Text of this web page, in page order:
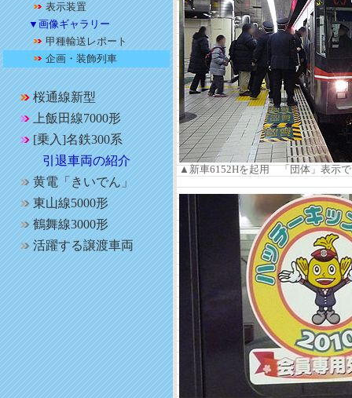
表示装置
▼画像ギャラリー
甲種輸送レポート
企画・装飾列車
桜通線新型
上飯田線7000形
[乗入]名鉄300系
引退車両の紹介
黄電「きいでん」
東山線5000形
鶴舞線3000形
活躍する譲渡車両
▲新車6152Hを起用 「団体」表示